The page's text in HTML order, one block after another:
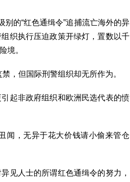
的“红色通缉令”追捕流亡海外的异
织执行压迫政策开绿灯，置数以千
境。
，但国际刑警组织却无所作为。
起非政府组织和欧洲民选代表的愤
闻，无异于花大价钱请小偷来管仓
见人士的所谓红色通缉令的努力，